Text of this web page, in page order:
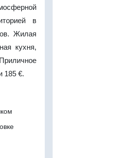
в
Жилая
кухня,
185 €.